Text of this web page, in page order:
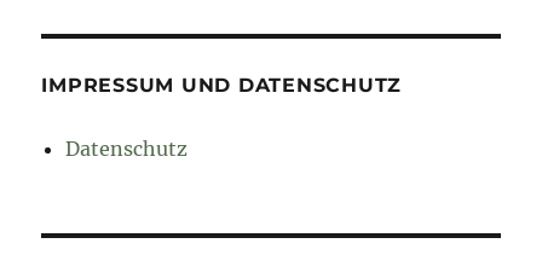
IMPRESSUM UND DATENSCHUTZ
Datenschutz